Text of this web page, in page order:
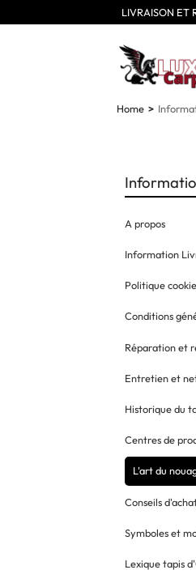
LIVRAISON ET
Home
A propos
Information
Politique
Conditions
Réparation et
Entretien et
Historique du
Centres de
L'art du
Conseils
Symboles et
Lexique tapis